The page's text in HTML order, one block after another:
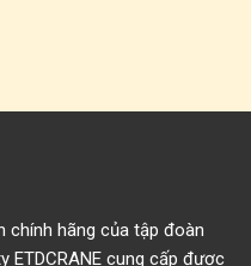
chính hãng của tập đoàn
ETDCRANE cung cấp được